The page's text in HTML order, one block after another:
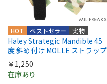
実物
ベストセラー
HOT
Haley Strategic Mandible 45
度 斜め付け MOLLE ストラップ
￥1,250
在庫あり